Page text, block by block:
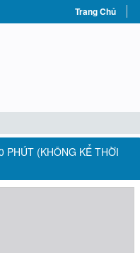
Trang Chủ
PHÚT (KHÔNG KỂ THỜI